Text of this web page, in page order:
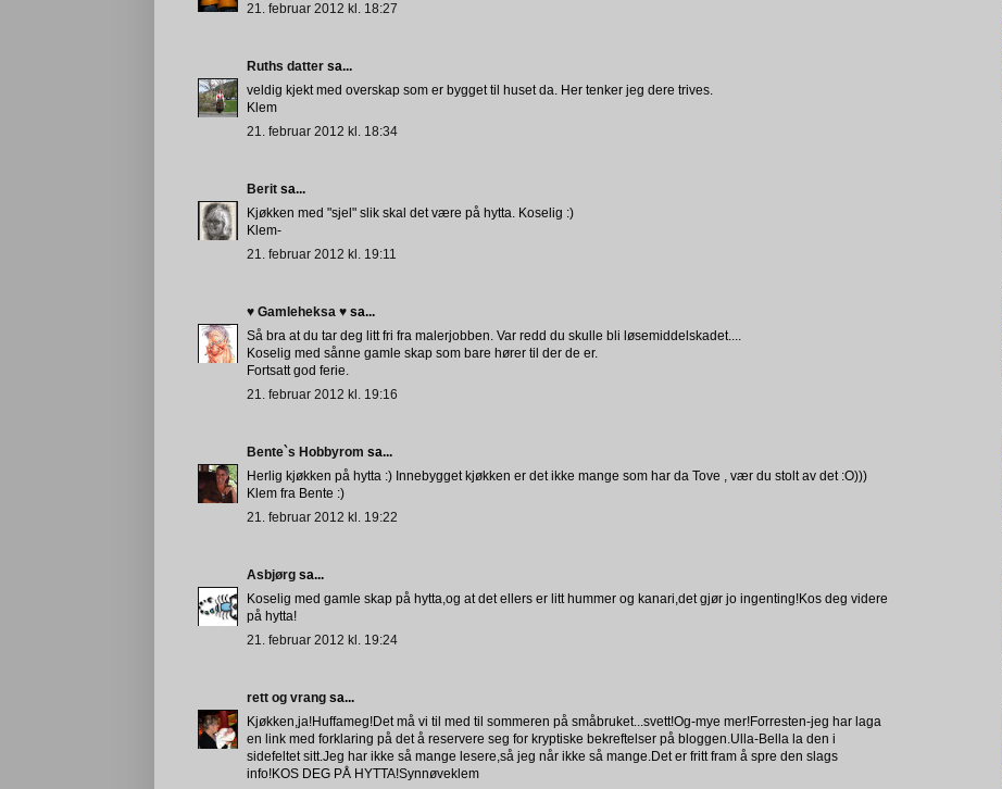
21. februar 2012 kl. 18:27
Ruths datter sa...
veldig kjekt med overskap som er bygget til huset da. Her tenker jeg dere trives.
Klem
21. februar 2012 kl. 18:34
Berit sa...
Kjøkken med "sjel" slik skal det være på hytta. Koselig :)
Klem-
21. februar 2012 kl. 19:11
♥ Gamleheksa ♥ sa...
Så bra at du tar deg litt fri fra malerjobben. Var redd du skulle bli løsemiddelskadet....
Koselig med sånne gamle skap som bare hører til der de er.
Fortsatt god ferie.
21. februar 2012 kl. 19:16
Bente`s Hobbyrom sa...
Herlig kjøkken på hytta :) Innebygget kjøkken er det ikke mange som har da Tove , vær du stolt av det :O)))
Klem fra Bente :)
21. februar 2012 kl. 19:22
Asbjørg sa...
Koselig med gamle skap på hytta,og at det ellers er litt hummer og kanari,det gjør jo ingenting!Kos deg videre
på hytta!
21. februar 2012 kl. 19:24
rett og vrang sa...
Kjøkken,ja!Huffameg!Det må vi til med til sommeren på småbruket...svett!Og-mye mer!Forresten-jeg har laga
en link med forklaring på det å reservere seg for kryptiske bekreftelser på bloggen.Ulla-Bella la den i
sidefeltet sitt.Jeg har ikke så mange lesere,så jeg når ikke så mange.Det er fritt fram å spre den slags
info!KOS DEG PÅ HYTTA!Synnøveklem